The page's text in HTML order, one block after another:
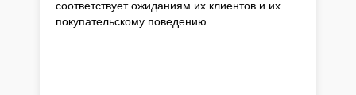
соответствует ожиданиям их клиентов и их
покупательскому поведению.